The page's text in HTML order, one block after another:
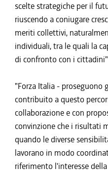
scelte strategiche per il
riuscendo a coniugare
meriti collettivi,
individuali, tra le quali la
di confronto con i
"Forza Italia - proseguono
contribuito a questo
collaborazione e con
convinzione che i risultati
quando le diverse
lavorano in modo
riferimento l'interesse